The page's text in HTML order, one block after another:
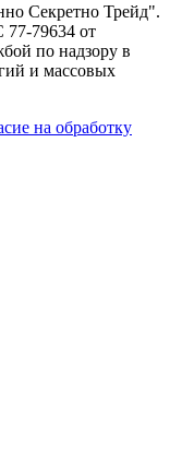
Секретно Трейд".
79634 от
по надзору в
и массовых
на обработку